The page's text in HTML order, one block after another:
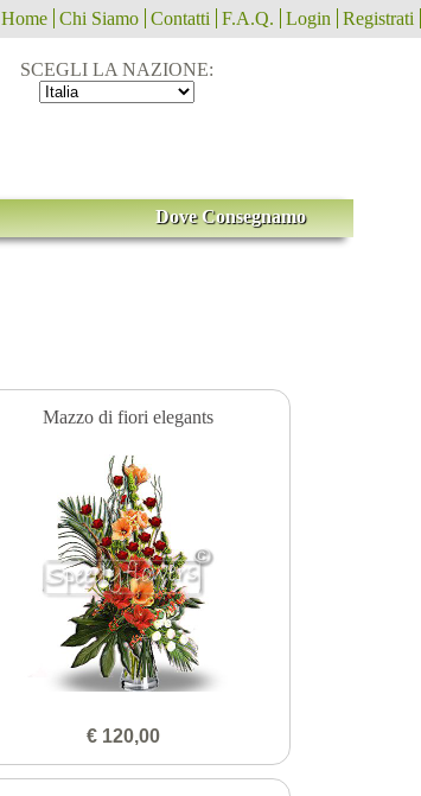
Home Chi Siamo Contatti F.A.Q. Login Registrati
SCEGLI LA NAZIONE:
Dove Consegnamo
Mazzo di fiori elegants
€ 120,00